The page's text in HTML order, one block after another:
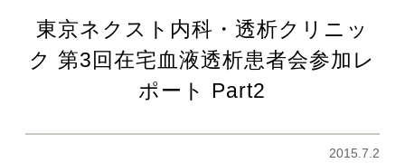
東京ネクスト内科・透析クリニッ
ク 第3回在宅血液透析患者会参加レ
ポート Part2
2015.7.2